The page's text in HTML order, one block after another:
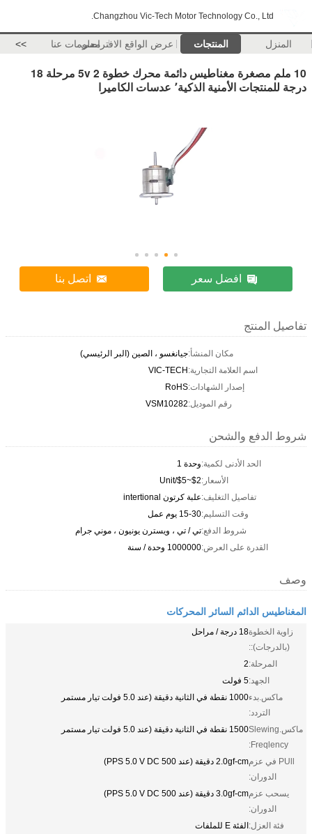
Changzhou Vic-Tech Motor Technology Co., Ltd.
المنزل المنتجات عرض الواقع الافتراضيمعلومات عنا >>
10 ملم مصغرة مغناطيس دائمة محرك خطوة 5v 2 مرحلة 18
درجة للمنتجات الأمنية الذكية٬ عدسات الكاميرا
افضل سعر اتصل بنا
تفاصيل المنتج
مكان المنشأ:جيانغسو ، الصين (البر الرئيسي)
اسم العلامة التجارية:VIC-TECH
إصدار الشهادات:RoHS
رقم الموديل:VSM10282
شروط الدفع والشحن
الحد الأدنى لكمية:وحدة 1
الأسعار:$2~$5/Unit
تفاصيل التغليف:علبة كرتون intertional
وقت التسليم:15-30 يوم عمل
شروط الدفع:تي / تي ، ويسترن يونيون ، موني جرام
القدرة على العرض:1000000 وحدة / سنة
وصف
المغناطيس الدائم السائر المحركات
زاوية الخطوة
(بالدرجات)::
18 درجة / مراحل
المرحلة:2
الجهد:5 فولت
ماكس.بدء
التردد:
1000 نقطة في الثانية دقيقة (عند 5.0 فولت تيار مستمر
ماكس.Slewing
Freqlency:
1500 نقطة في الثانية دقيقة (عند 5.0 فولت تيار مستمر
PUll في عزم
الدوران:
2.0gf-cm دقيقة (عند 500 PPS 5.0 V DC)
يسحب عزم
الدوران:
3.0gf-cm دقيقة (عند 500 PPS 5.0 V DC)
فئة العزل:الفئة E للملفات